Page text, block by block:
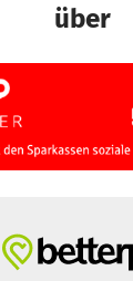
über